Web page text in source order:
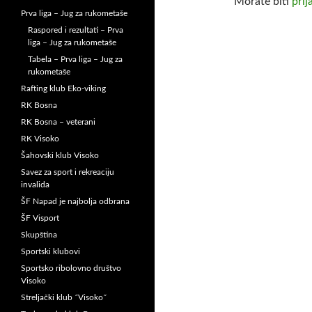
Prva liga – Jug za rukometaše
Raspored i rezultati – Prva
liga – Jug za rukometaše
Tabela – Prva liga – Jug za
rukometaše
Rafting klub Eko-viking
RK Bosna
RK Bosna – veterani
RK Visoko
Šahovski klub Visoko
Savez za sport i rekreaciju
invalida
ŠF Napad je najbolja odbrana
ŠF Visport
Skupština
Sportski klubovi
Sportsko ribolovno društvo
Visoko
Streljački klub ˝Visoko˝